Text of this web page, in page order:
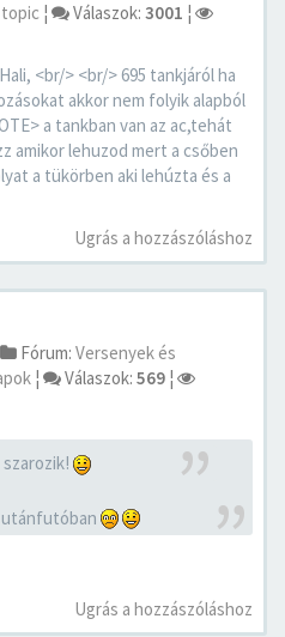
¦ Válaszok: 3001 ¦
<br/> <br/> 695 tankjáról ha
akkor nem folyik alapból
a tankban van az ac,tehát
amikor lehuzod mert a csőben
a tükörben aki lehúzta és a
Ugrás a hozzászóláshoz
Fórum: Versenyek és
¦ Válaszok: 569 ¦
szarozik!
utánfutóban
Ugrás a hozzászóláshoz